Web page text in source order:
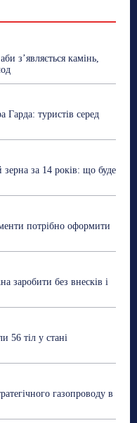
город
Фоторепортаж
з’являється камінь,
Гарда: туристів серед
за 14 років: що буде
потрібно оформити
заробити без внесків і
56 тіл у стані
газопроводу в